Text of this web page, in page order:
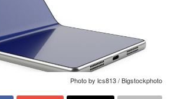
Photo by lcs813 / Bigstockphoto